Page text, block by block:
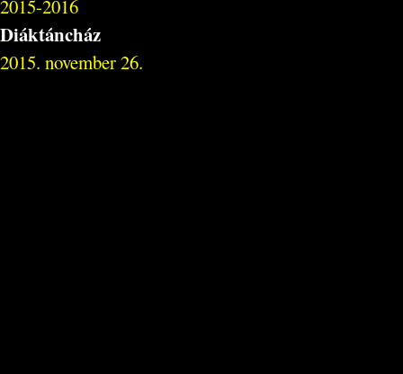
2015-2016
Diáktáncház
2015. november 26.